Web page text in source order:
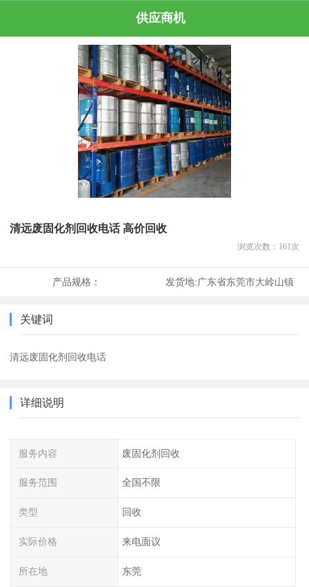
供应商机
清远废固化剂回收电话 高价回收
浏览次数： 161 次
产品规格： 发货地:广东省东莞市大岭山镇
关键词
清远废固化剂回收电话
详细说明
服务内容 废固化剂回收
服务范围 全国不限
类型 回收
实际价格 来电面议
所在地 东莞